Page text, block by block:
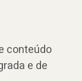
conteúdo
e de